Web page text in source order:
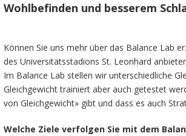
Wohlbefinden und besserem
Können Sie uns mehr über das Balance Lab
des Universitätsstadions St. Leonhard
Im Balance Lab stellen wir unterschiedliche
Gleichgewicht trainiert aber auch getestet
von Gleichgewicht» gibt und dass es auch
Welche Ziele verfolgen Sie mit dem